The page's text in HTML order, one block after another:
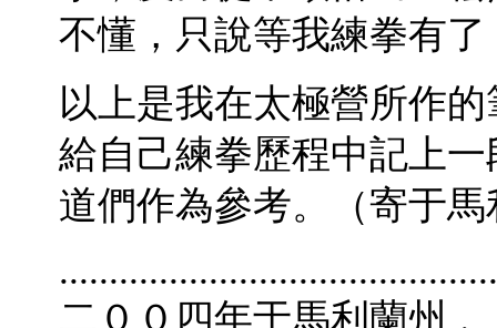
不懂，只說等我練拳有
以上是我在太極營所作
給自己練拳歷程中記上
道們作為參考。（寄于
二００四年于馬利蘭州﹐